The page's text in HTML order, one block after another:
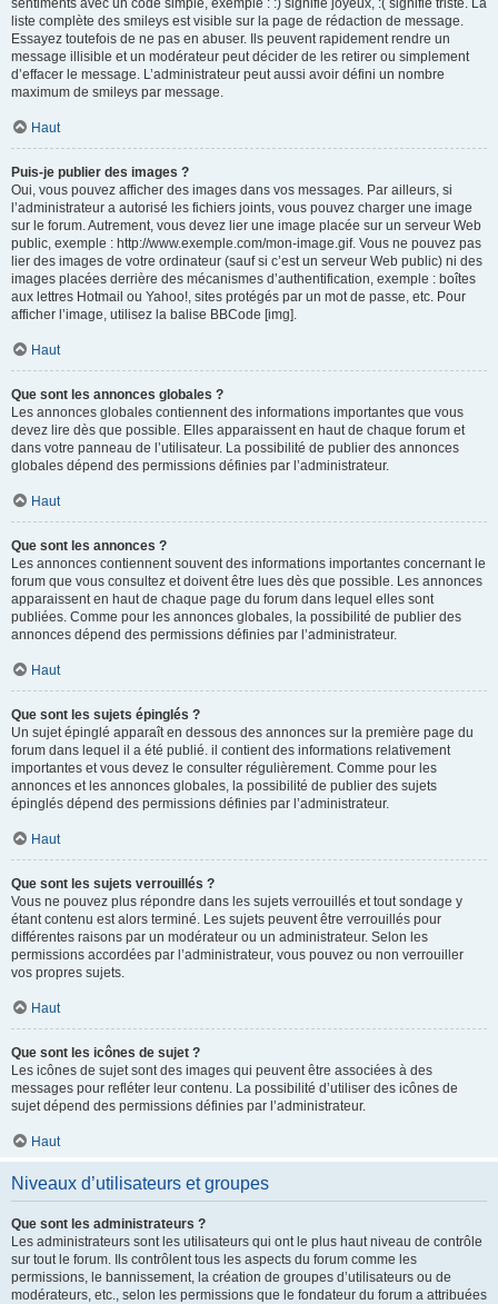
sentiments avec un code simple, exemple : :) signifie joyeux, :( signifie triste. La
liste complète des smileys est visible sur la page de rédaction de message.
Essayez toutefois de ne pas en abuser. Ils peuvent rapidement rendre un
message illisible et un modérateur peut décider de les retirer ou simplement
d’effacer le message. L’administrateur peut aussi avoir défini un nombre
maximum de smileys par message.
Haut
Puis-je publier des images ?
Oui, vous pouvez afficher des images dans vos messages. Par ailleurs, si
l’administrateur a autorisé les fichiers joints, vous pouvez charger une image
sur le forum. Autrement, vous devez lier une image placée sur un serveur Web
public, exemple : http://www.exemple.com/mon-image.gif. Vous ne pouvez pas
lier des images de votre ordinateur (sauf si c’est un serveur Web public) ni des
images placées derrière des mécanismes d’authentification, exemple : boîtes
aux lettres Hotmail ou Yahoo!, sites protégés par un mot de passe, etc. Pour
afficher l’image, utilisez la balise BBCode [img].
Haut
Que sont les annonces globales ?
Les annonces globales contiennent des informations importantes que vous
devez lire dès que possible. Elles apparaissent en haut de chaque forum et
dans votre panneau de l’utilisateur. La possibilité de publier des annonces
globales dépend des permissions définies par l’administrateur.
Haut
Que sont les annonces ?
Les annonces contiennent souvent des informations importantes concernant le
forum que vous consultez et doivent être lues dès que possible. Les annonces
apparaissent en haut de chaque page du forum dans lequel elles sont
publiées. Comme pour les annonces globales, la possibilité de publier des
annonces dépend des permissions définies par l’administrateur.
Haut
Que sont les sujets épinglés ?
Un sujet épinglé apparaît en dessous des annonces sur la première page du
forum dans lequel il a été publié. il contient des informations relativement
importantes et vous devez le consulter régulièrement. Comme pour les
annonces et les annonces globales, la possibilité de publier des sujets
épinglés dépend des permissions définies par l’administrateur.
Haut
Que sont les sujets verrouillés ?
Vous ne pouvez plus répondre dans les sujets verrouillés et tout sondage y
étant contenu est alors terminé. Les sujets peuvent être verrouillés pour
différentes raisons par un modérateur ou un administrateur. Selon les
permissions accordées par l’administrateur, vous pouvez ou non verrouiller
vos propres sujets.
Haut
Que sont les icônes de sujet ?
Les icônes de sujet sont des images qui peuvent être associées à des
messages pour refléter leur contenu. La possibilité d’utiliser des icônes de
sujet dépend des permissions définies par l’administrateur.
Haut
Niveaux d’utilisateurs et groupes
Que sont les administrateurs ?
Les administrateurs sont les utilisateurs qui ont le plus haut niveau de contrôle
sur tout le forum. Ils contrôlent tous les aspects du forum comme les
permissions, le bannissement, la création de groupes d’utilisateurs ou de
modérateurs, etc., selon les permissions que le fondateur du forum a attribuées